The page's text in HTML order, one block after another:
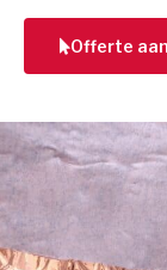
Offerte